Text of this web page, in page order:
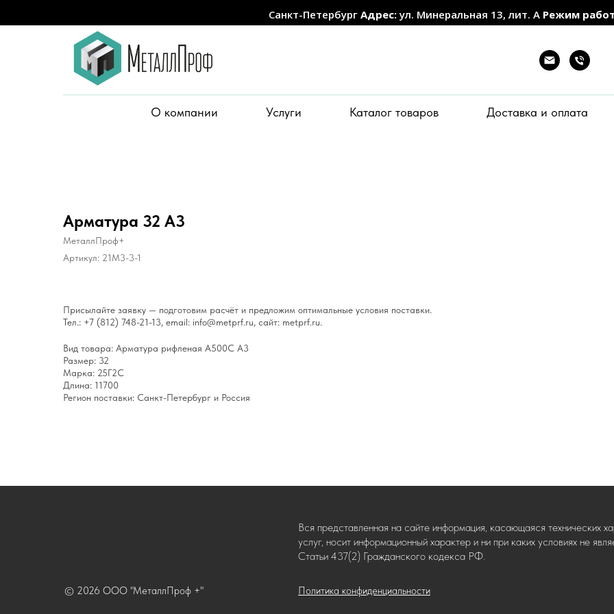
Санкт-Петербург Адрес:ул. Минеральная 13, лит. А Режим
О компании Услуги Каталог товаров Доставка и оплата
Арматура 32 А3
МеталлПроф+
Артикул: 21M3-3-1
Присылайте заявку — подготовим расчёт и предложим оптимальные условия поставки.
Тел.: +7 (812) 748-21-13, email: info@metprf.ru, сайт: metprf.ru.
Вид товара: Арматура рифленая А500С А3
Размер: 32
Марка: 25Г2С
Длина: 11700
Регион поставки: Санкт-Петербург и Россия
Политика конфиденциальности
© 2026 ООО "МеталлПроф +"
Вся представленная на сайте информация, касающаяся технических
услуг, носит информационный характер и ни при каких условиях не
Статьи 437(2) Гражданского кодекса РФ.